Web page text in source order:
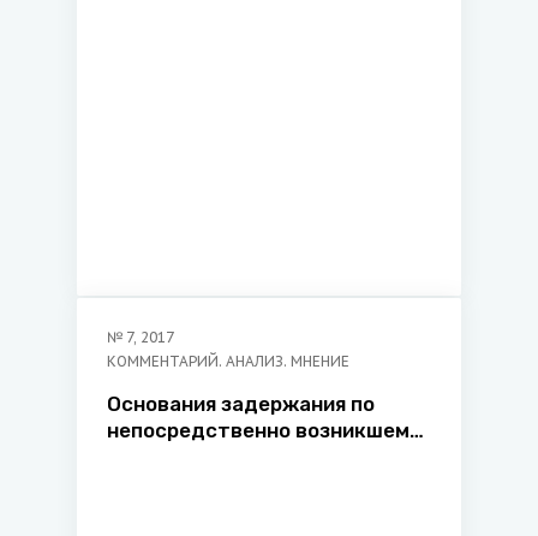
№ 7, 2017
КОММЕНТАРИЙ. АНАЛИЗ. МНЕНИЕ
Основания задержания по
непосредственно возникшему